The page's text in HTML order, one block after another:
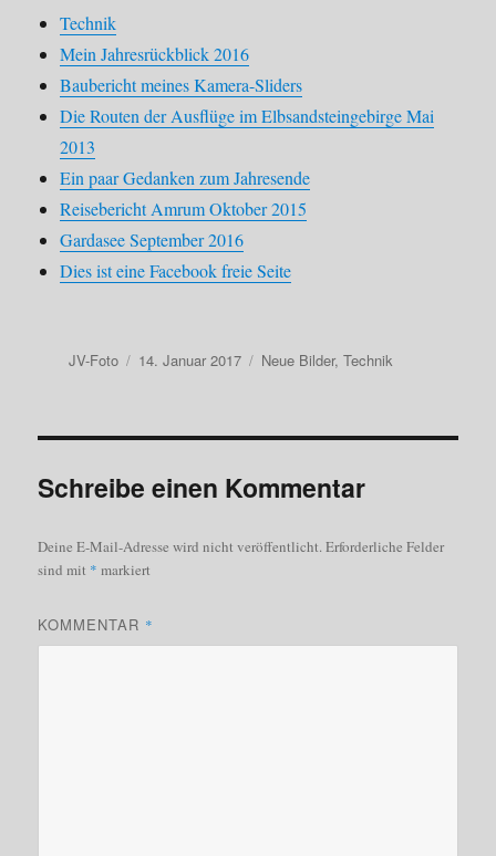
Technik
Mein Jahresrückblick 2016
Baubericht meines Kamera-Sliders
Die Routen der Ausflüge im Elbsandsteingebirge Mai
2013
Ein paar Gedanken zum Jahresende
Reisebericht Amrum Oktober 2015
Gardasee September 2016
Dies ist eine Facebook freie Seite
Autor
JV-Foto
Veröffentlicht
14. Januar 2017 Kategorien
Neue Bilder,Technik
Schreibe einen Kommentar
Deine E-Mail-Adresse wird nicht veröffentlicht. Erforderliche Felder
sind mit * markiert
KOMMENTAR *